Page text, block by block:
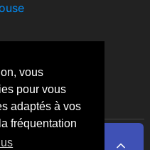
vous
pour vous
adaptés à vos
fréquentation